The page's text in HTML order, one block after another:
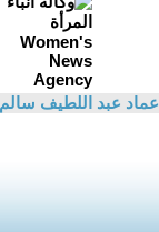
عماد عبد اللطيف سالم